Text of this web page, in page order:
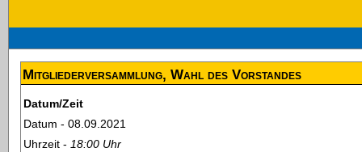
Mitgliederversammlung, Wahl des Vorstandes
Datum/Zeit
Datum - 08.09.2021
Uhrzeit - 18:00 Uhr